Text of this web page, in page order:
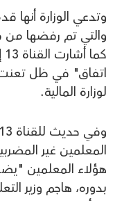
وتدعي الوزارة
والتي تم رفضها من
اتفاق" في ظل تعنت
لوزارة المالية.
المعلمين غير
هؤلاء المعلمين
بدوره، هاجم وزير